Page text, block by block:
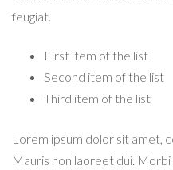
feugiat.
First item of the list
Second item of the list
Third item of the list
Lorem ipsum dolor sit amet,
Mauris non laoreet dui.